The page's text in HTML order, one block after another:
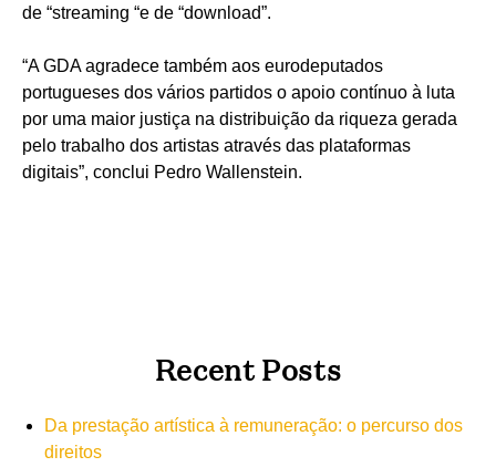
de “streaming “e de “download”.
“A GDA agradece também aos eurodeputados
portugueses dos vários partidos o apoio contínuo à luta
por uma maior justiça na distribuição da riqueza gerada
pelo trabalho dos artistas através das plataformas
digitais”, conclui Pedro Wallenstein.
Recent Posts
Da prestação artística à remuneração: o percurso dos
direitos